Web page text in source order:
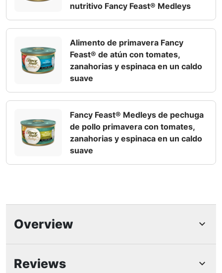
nutritivo Fancy Feast® Medleys
Alimento de primavera Fancy
Feast® de atún con tomates,
zanahorias y espinaca en un caldo
suave
Fancy Feast® Medleys de pechuga
de pollo primavera con tomates,
zanahorias y espinaca en un caldo
suave
Overview
Características Destacadas
Reviews